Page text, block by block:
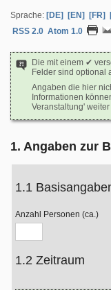
Sprache: [DE] [EN] [FR]
RSS 2.0 Atom 1.0
Die mit einem ✔
Felder sind optional
Angaben die hier
Informationen
Veranstaltung'
1. Angaben zur
1.1
Anzahl Personen (ca.)
1.2 Zeitraum